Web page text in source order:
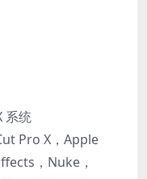
系统
Pro X，Apple
，Nuke，